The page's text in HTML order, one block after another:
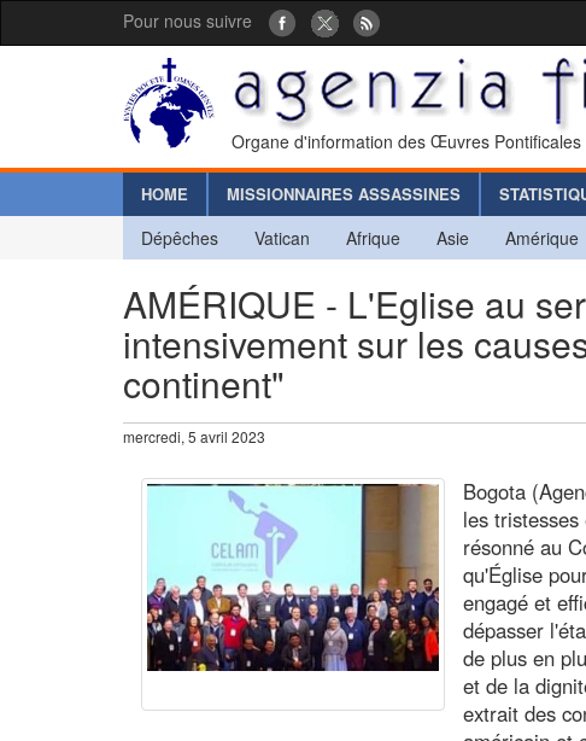
Pour nous suivre
Organe d'information des Œuvres
HOME MISSIONNAIRES ASSASSINES
Dépêches Vatican Afrique Asie Amérique
AMÉRIQUE - L'Eglise au
intensivement sur les
continent"
mercredi, 5 avril 2023
Bogota
les
résonné au
qu'Église
engagé et
dépasser
de plus en
et de la
extrait des